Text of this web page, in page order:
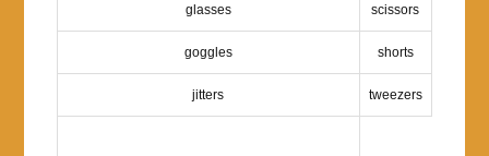
glasses scissors
goggles shorts
jitters tweezers